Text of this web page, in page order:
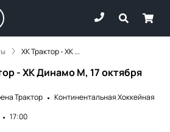
ХК Трактор - ХК ...
- ХК Динамо М, 17 октября
Трактор
Континентальная Хоккейная
17:00